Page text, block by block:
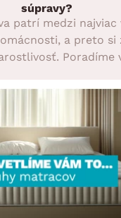
súpravy?
patrí medzi najviac
a preto si
Poradíme
a ako
aby vyzerali
rokoch používania.